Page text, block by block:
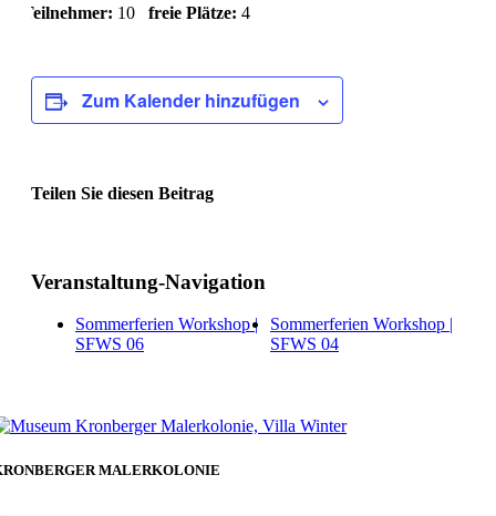
Teilnehmer: 10freie Plätze: 4
Zum Kalender hinzufügen
Teilen Sie diesen Beitrag
Veranstaltung-Navigation
Sommerferien Workshop |
SFWS 06
Sommerferien Workshop |
SFWS 04
MALERKOLONIE